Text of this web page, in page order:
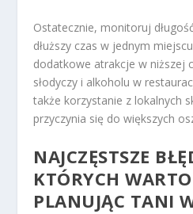
Ostatecznie, monitoruj
dłuższy czas w jednym
dodatkowe atrakcje w niższej
słodyczy i alkoholu w
także korzystanie z lokalnych
przyczynia się do większych
NAJCZĘSTSZE
KTÓRYCH
PLANUJĄC TANI